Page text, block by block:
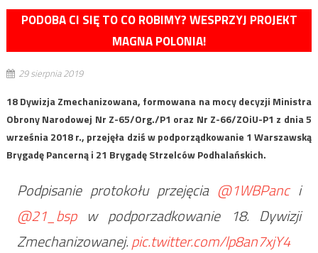
PODOBA CI SIĘ TO CO ROBIMY? WESPRZYJ PROJEKT
MAGNA POLONIA!
29 sierpnia 2019
18 Dywizja Zmechanizowana, formowana na mocy decyzji Ministra
Obrony Narodowej Nr Z-65/Org./P1 oraz Nr Z-66/ZOiU-P1 z dnia 5
września 2018 r., przejęła dziś w podporządkowanie 1 Warszawską
Brygadę Pancerną i 21 Brygadę Strzelców Podhalańskich.
Podpisanie protokołu przejęcia @1WBPanci
@21_bspw podporzadkowanie 18. Dywizji
Zmechanizowanej.pic.twitter.com/lp8an7xjY4